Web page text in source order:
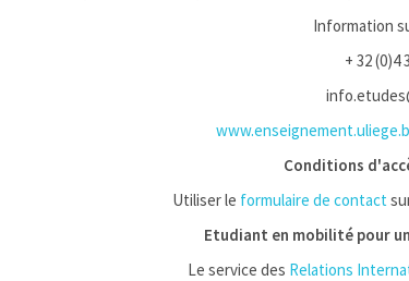
Information
+ 32 (0)4
Conditions
Utiliser le formulaire de contact
Etudiant en mobilité pour
Le service des Relations